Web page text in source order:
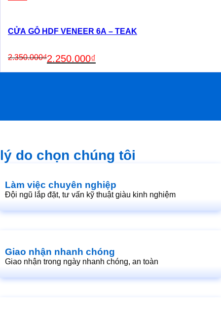
CỬA GỖ HDF VENEER 6A – TEAK
2.350.000₫
price
was:
2.250.000₫
price
is:
lý do chọn chúng tôi
Làm việc chuyên nghiệp
Đội ngũ lắp đặt, tư vấn kỹ thuật giàu kinh nghiệm
Giao nhận nhanh chóng
Giao nhận trong ngày nhanh chóng, an toàn